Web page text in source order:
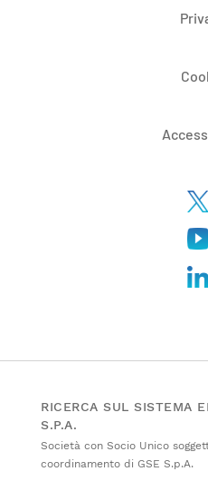
RICERCA SUL SISTEMA
S.P.A.
Società con Socio Unico
coordinamento di GSE S.p.A.